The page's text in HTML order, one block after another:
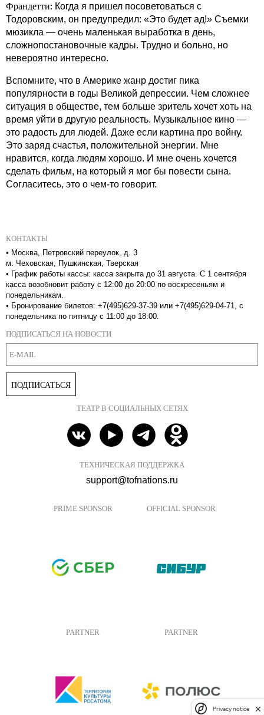
Франдетти: Когда я пришел посоветоваться с
Тодоровским, он предупредил: «Это будет ад!» Съемки
мюзикла — очень маленькая выработка в день,
сложнопостановочные кадры. Трудно и больно, но
невероятно интересно.
Вспомните, что в Америке жанр достиг пика
популярности в годы Великой депрессии. Чем сложнее
ситуация в обществе, тем больше зритель хочет хоть на
время уйти в другую реальность. Музыкальное кино —
это радость для людей. Даже если картина про войну.
Это заряд счастья, положительной энергии. Мне
нравится, когда людям хорошо. И мне очень хочется
сделать фильм, на который я мог бы повести сына.
Согласитесь, это о чем-то говорит.
КОНТАКТЫ
• Москва, Петровский переулок, д. 3
м. Чеховская, Пушкинская, Тверская
• График работы кассы: касса закрыта до 31 августа. С 1 сентября
касса возобновит работу с 12:00 до 20:00 по воскресеньям и
понедельникам.
• Бронирование билетов: +7(495)629-37-39 или +7(495)629-04-71, с
понедельника по пятницу с 11:00 до 18:00.
ПОДПИСАТЬСЯ НА НОВОСТИ
ПОДПИСАТЬСЯ
ТЕАТР В СОЦИАЛЬНЫХ СЕТЯХ
ТЕХНИЧЕСКАЯ ПОДДЕРЖКА
support@tofnations.ru
PRIME SPONSOR OFFICIAL SPONSOR
PARTNER PARTNER
Privacy notice